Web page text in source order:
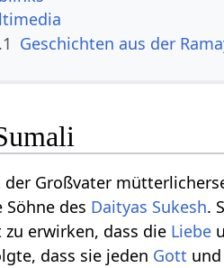
Geschichten aus der
der Großvater
Söhne des Daityas Sukesh.
zu erwirken, dass die Liebe
dass sie jeden Gott